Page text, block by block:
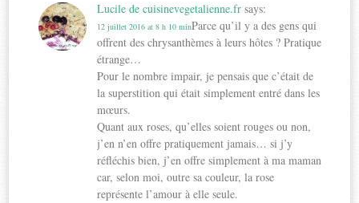
Lucile de cuisinevegetalienne.fr says:
12 juillet 2016 at 8 h 10 minParce qu’il y a des gens qui
offrent des chrysanthèmes à leurs hôtes ? Pratique
étrange…
Pour le nombre impair, je pensais que c’était de
la superstition qui était simplement entré dans les
mœurs.
Quant aux roses, qu’elles soient rouges ou non,
j’en n’en offre pratiquement jamais… si j’y
réfléchis bien, j’en offre simplement à ma maman
car, selon moi, outre sa couleur, la rose
représente l’amour à elle seule.